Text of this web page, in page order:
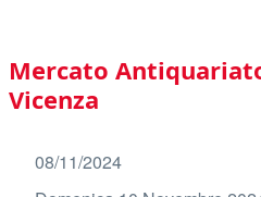
Main
navigation
Mercato
Vicenza
08/11/2024